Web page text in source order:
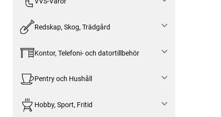
Redskap, Skog, Trädgård
Kontor, Telefoni- och datortillbehör
Pentry och Hushåll
Hobby, Sport, Fritid